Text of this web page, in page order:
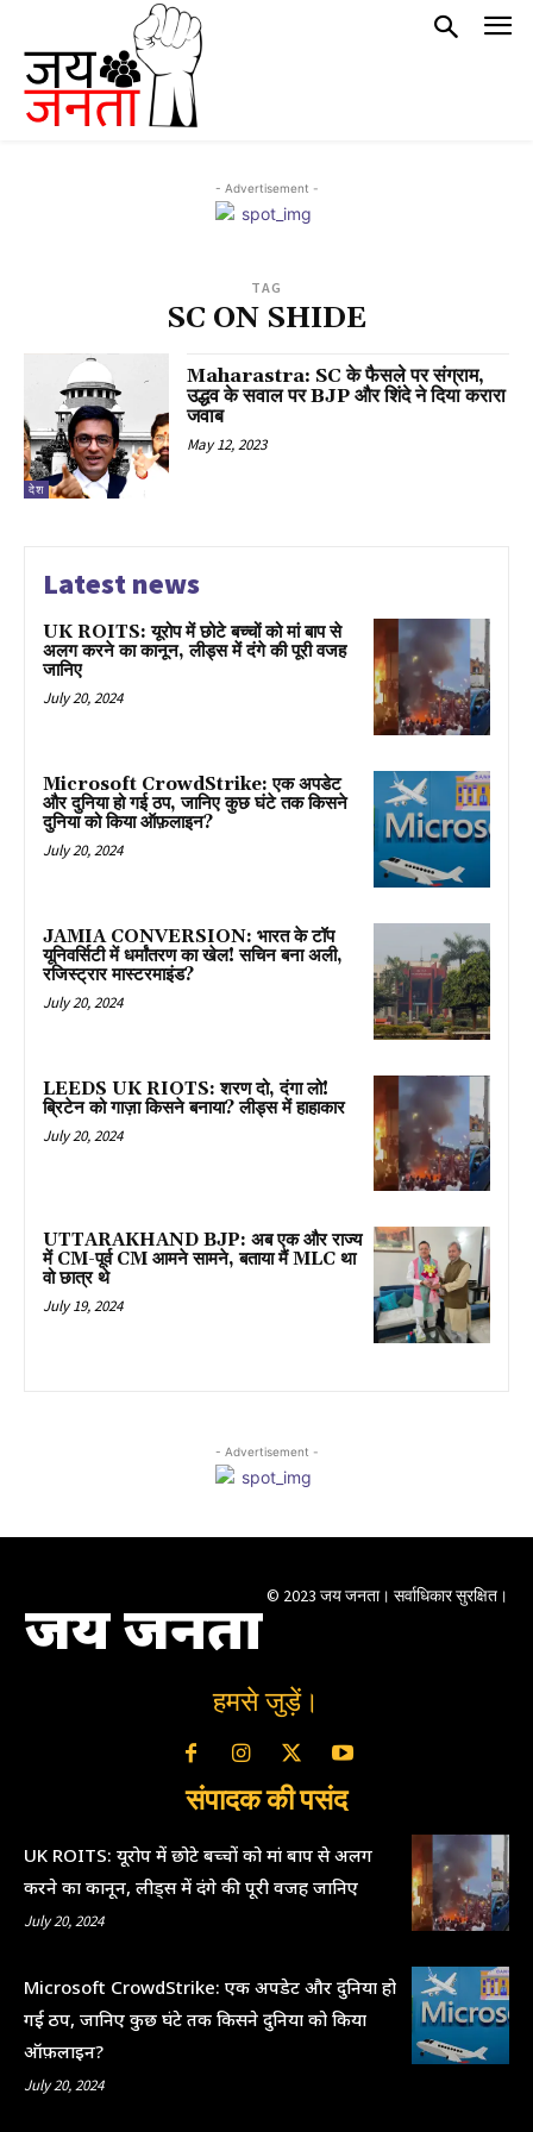
- Advertisement -
TAG
SC ON SHIDE
देश
Maharastra: SC के फैसले पर संग्राम,
उद्धव के सवाल पर BJP और शिंदे ने दिया करारा
जवाब
May 12, 2023
Latest news
UK ROITS: यूरोप में छोटे बच्चों को मां बाप से
अलग करने का कानून, लीड्स में दंगे की पूरी वजह
जानिए
July 20, 2024
Microsoft CrowdStrike: एक अपडेट
और दुनिया हो गई ठप, जानिए कुछ घंटे तक किसने
दुनिया को किया ऑफ़लाइन?
July 20, 2024
JAMIA CONVERSION: भारत के टॉप
यूनिवर्सिटी में धर्मांतरण का खेल! सचिन बना अली,
रजिस्ट्रार मास्टरमाइंड?
July 20, 2024
LEEDS UK RIOTS: शरण दो, दंगा लो!
ब्रिटेन को गाज़ा किसने बनाया? लीड्स में हाहाकार
July 20, 2024
UTTARAKHAND BJP: अब एक और राज्य
में CM-पूर्व CM आमने सामने, बताया मैं MLC था
वो छात्र थे
July 19, 2024
- Advertisement -
जय जनता © 2023 जय जनता। सर्वाधिकार सुरक्षित।
हमसे जुड़ें।
संपादक की पसंद
UK ROITS: यूरोप में छोटे बच्चों को मां बाप से अलग
करने का कानून, लीड्स में दंगे की पूरी वजह जानिए
July 20, 2024
Microsoft CrowdStrike: एक अपडेट और दुनिया हो
गई ठप, जानिए कुछ घंटे तक किसने दुनिया को किया
ऑफ़लाइन?
July 20, 2024